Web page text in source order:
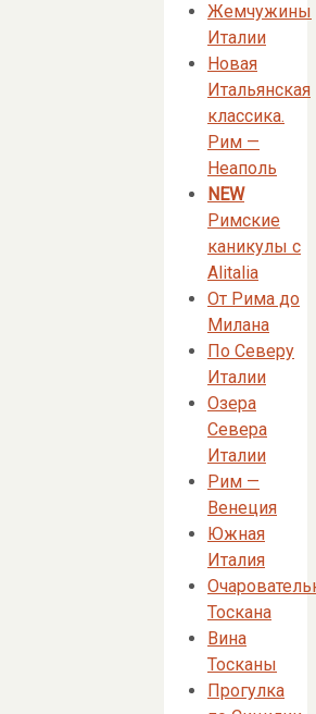
Жемчужины
Италии
Новая
Итальянская
классика.
Рим —
Неаполь
NEW
Римские
каникулы с
Alitalia
От Рима до
Милана
По Северу
Италии
Озера
Севера
Италии
Рим —
Венеция
Южная
Италия
Тоскана
Вина
Тосканы
Прогулка